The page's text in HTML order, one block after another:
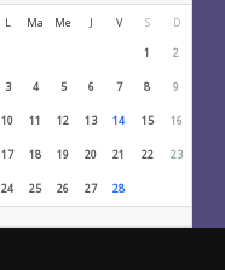
L Ma Me J V S
D
1
2
3 4 5 6 7 8 9
10 11 12 13 14 15 16
17 18 19 20 21 22 23
24 25 26 27 28